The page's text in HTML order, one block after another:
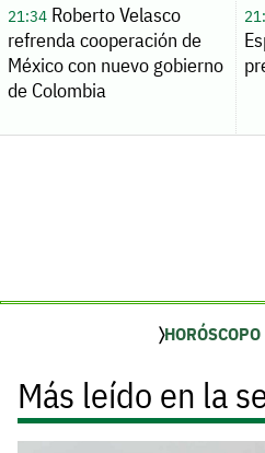
21:34Roberto Velasco
refrenda cooperación de
México con nuevo gobierno
de Colombia
HORÓSCOPO
Más leído en la